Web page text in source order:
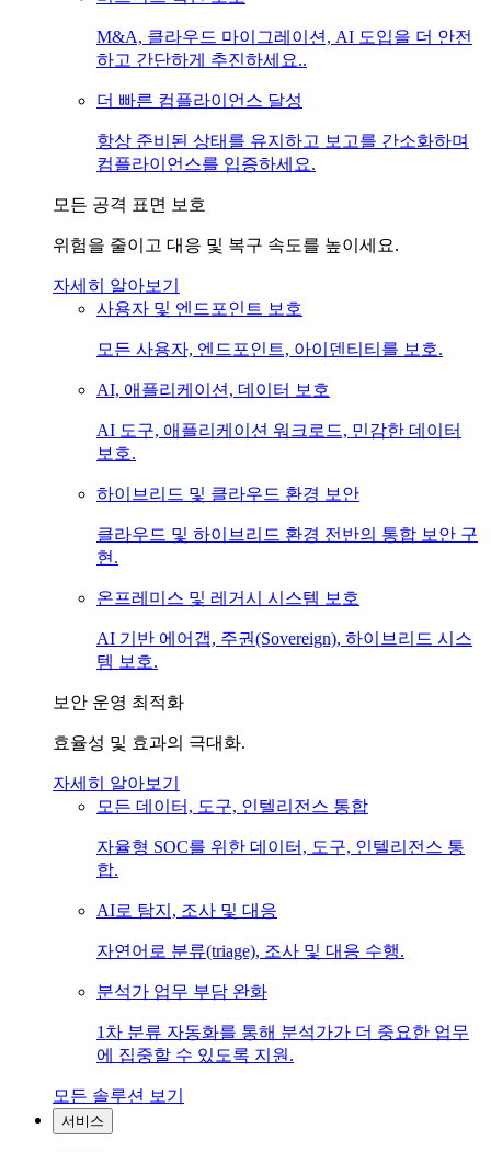
M&A, 클라우드 마이그레이션, AI 도입을 더 안전
하고 간단하게 추진하세요..
더 빠른 컴플라이언스 달성
항상 준비된 상태를 유지하고 보고를 간소화하며
컴플라이언스를 입증하세요.
모든 공격 표면 보호
위험을 줄이고 대응 및 복구 속도를 높이세요.
자세히 알아보기
사용자 및 엔드포인트 보호
모든 사용자, 엔드포인트, 아이덴티티를 보호.
AI, 애플리케이션, 데이터 보호
AI 도구, 애플리케이션 워크로드, 민감한 데이터
보호.
하이브리드 및 클라우드 환경 보안
클라우드 및 하이브리드 환경 전반의 통합 보안 구
현.
온프레미스 및 레거시 시스템 보호
AI 기반 에어갭, 주권(Sovereign), 하이브리드 시스
템 보호.
보안 운영 최적화
효율성 및 효과의 극대화.
자세히 알아보기
모든 데이터, 도구, 인텔리전스 통합
자율형 SOC를 위한 데이터, 도구, 인텔리전스 통
합.
AI로 탐지, 조사 및 대응
자연어로 분류(triage), 조사 및 대응 수행.
분석가 업무 부담 완화
1차 분류 자동화를 통해 분석가가 더 중요한 업무
에 집중할 수 있도록 지원.
모든 솔루션 보기
서비스